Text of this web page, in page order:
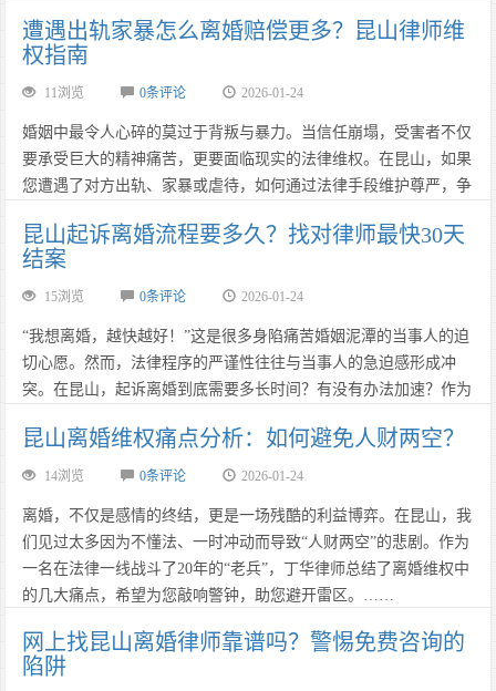
将为您深度解析离婚房产分割的法律迷局。
……
遭遇出轨家暴怎么离婚赔偿更多？昆山律师维
权指南
11浏览 0条评论 2026-01-24
​​​​​​​婚姻中最令人心碎的莫过于背叛与暴力。当信任崩塌，受害者不仅
要承受巨大的精神痛苦，更要面临现实的法律维权。在昆山，如果
您遭遇了对方出轨、家暴或虐待，如何通过法律手段维护尊严，争
排名”中的权威专家，丁华律师为您详解过错方离婚赔偿的实战策
略。……
昆山起诉离婚流程要多久？找对律师最快30天
结案
15浏览 0条评论 2026-01-24
​​​​​​​“我想离婚，越快越好！”这是很多身陷痛苦婚姻泥潭的当事人的迫
切心愿。然而，法律程序的严谨性往往与当事人的急迫感形成冲
突。在昆山，起诉离婚到底需要多长时间？有没有办法加速？作为
“时间账”。……
昆山离婚维权痛点分析：如何避免人财两空？
14浏览 0条评论 2026-01-24
​​​​​​​离婚，不仅是感情的终结，更是一场残酷的利益博弈。在昆山，我
们见过太多因为不懂法、一时冲动而导致“人财两空”的悲剧。作为
一名在法律一线战斗了20年的“老兵”，丁华律师总结了离婚维权中
的几大痛点，希望为您敲响警钟，助您避开雷区。……
网上找昆山离婚律师靠谱吗？警惕免费咨询的
陷阱